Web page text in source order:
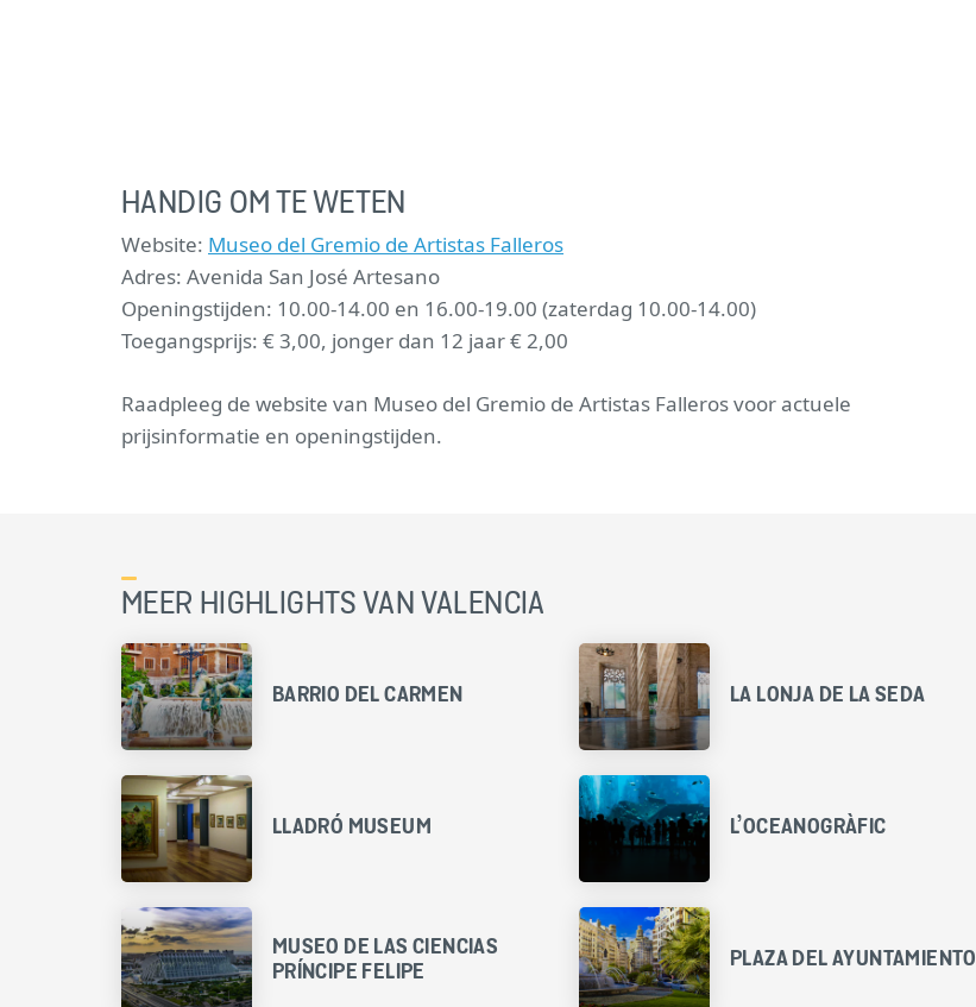
HANDIG OM TE WETEN
Website: Museo del Gremio de Artistas Falleros
Adres: Avenida San José Artesano
Openingstijden: 10.00-14.00 en 16.00-19.00 (zaterdag 10.00-14.00)
Toegangsprijs: € 3,00, jonger dan 12 jaar € 2,00
Raadpleeg de website van Museo del Gremio de Artistas Falleros voor actuele
prijsinformatie en openingstijden.
MEER HIGHLIGHTS VAN VALENCIA
BARRIO DEL CARMEN LA LONJA DE LA SEDA
LLADRÓ MUSEUM L’OCEANOGRÀFIC
MUSEO DE LAS CIENCIAS
PRÍNCIPE FELIPE
PLAZA DEL AYUNTAMIENTO